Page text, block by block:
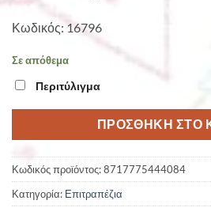
Κωδικός: 16796
Σε απόθεμα
Περιτύλιγμα
ΠΡΟΣΘΉΚΗ ΣΤΟ
Κωδικός προϊόντος:8717775444084
Κατηγορία: Επιτραπέζια